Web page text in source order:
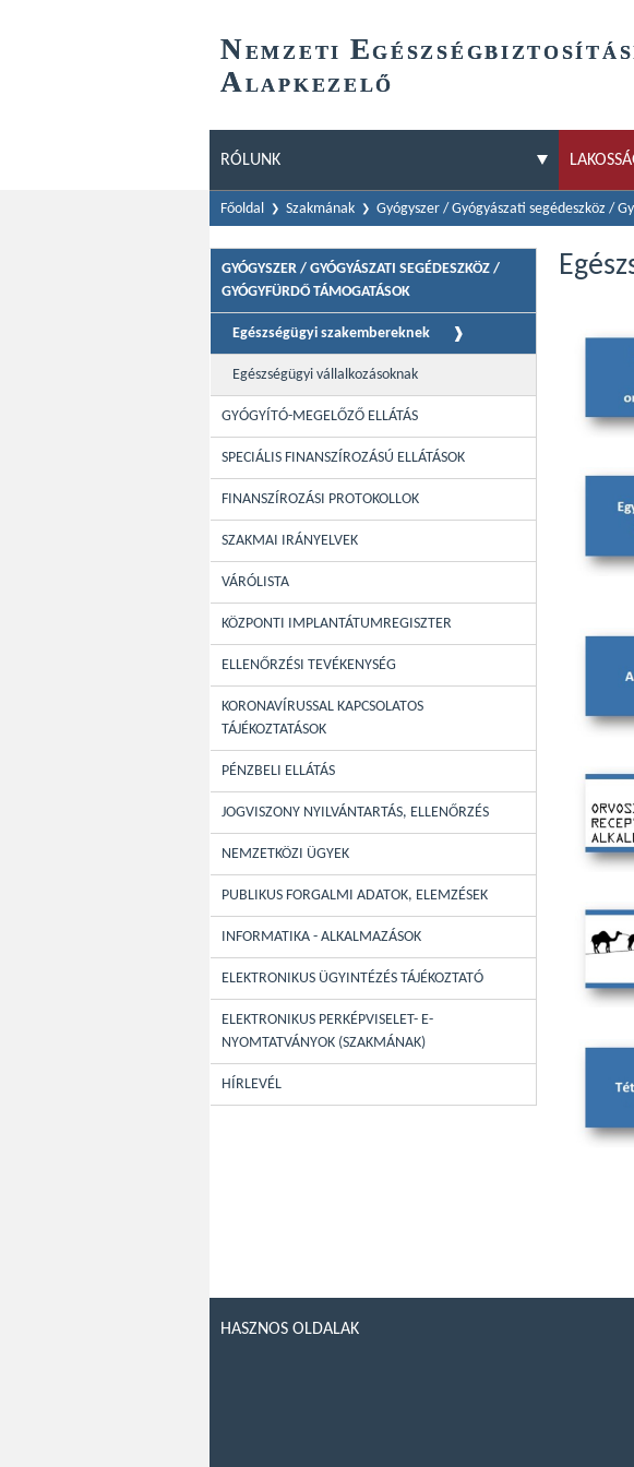
NEMZETI E
ALAPKEZELŐ
RÓLUNK
Főoldal Szakmának Gyógyszer / Gyógyászati segédeszköz /
GYÓGYSZER / GYÓGYÁSZATI SEGÉDESZKÖZ /
GYÓGYFÜRDŐ TÁMOGATÁSOK
Egészségügyi szakembereknek
Egészségügyi vállalkozásoknak
GYÓGYÍTÓ-MEGELŐZŐ ELLÁTÁS
SPECIÁLIS FINANSZÍROZÁSÚ ELLÁTÁSOK
FINANSZÍROZÁSI PROTOKOLLOK
SZAKMAI IRÁNYELVEK
VÁRÓLISTA
KÖZPONTI IMPLANTÁTUMREGISZTER
ELLENŐRZÉSI TEVÉKENYSÉG
KORONAVÍRUSSAL KAPCSOLATOS
TÁJÉKOZTATÁSOK
PÉNZBELI ELLÁTÁS
JOGVISZONY NYILVÁNTARTÁS, ELLENŐRZÉS
NEMZETKÖZI ÜGYEK
PUBLIKUS FORGALMI ADATOK, ELEMZÉSEK
INFORMATIKA - ALKALMAZÁSOK
ELEKTRONIKUS ÜGYINTÉZÉS TÁJÉKOZTATÓ
ELEKTRONIKUS PERKÉPVISELET- E-
NYOMTATVÁNYOK (SZAKMÁNAK)
HÍRLEVÉL
HASZNOS OLDALAK